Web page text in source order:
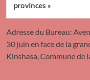
provinces »
Adresse du Bureau:
30 juin en face de la
Kinshasa, Commune de